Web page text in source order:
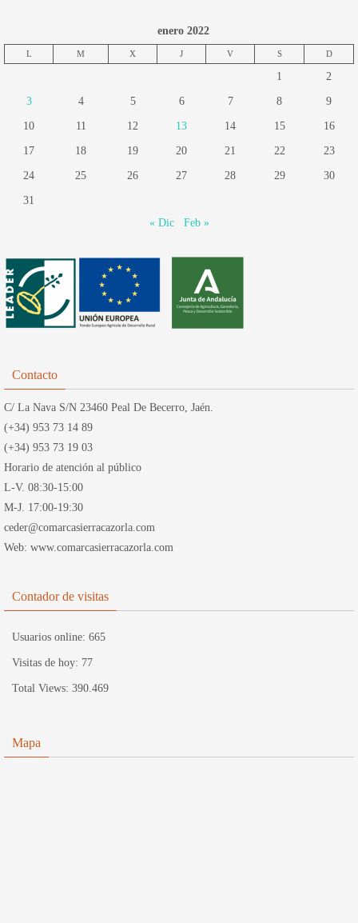
enero 2022
L M X J V S D
1 2
3 4 5 6 7 8 9
10 11 12 13 14 15 16
17 18 19 20 21 22 23
24 25 26 27 28 29 30
31
« Dic
Feb »
Contacto
C/ La Nava S/N 23460 Peal De Becerro, Jaén.
(+34) 953 73 14 89
(+34) 953 73 19 03
Horario de atención al público
L-V. 08:30-15:00
M-J. 17:00-19:30
ceder@comarcasierracazorla.com
Web: www.comarcasierracazorla.com
Contador de visitas
Usuarios online: 665
Visitas de hoy: 77
Total Views: 390.469
Mapa